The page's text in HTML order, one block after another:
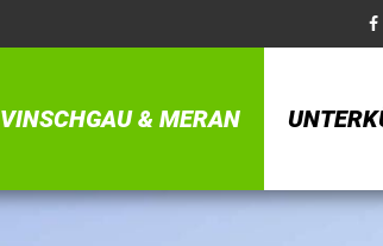
VINSCHGAU & MERAN